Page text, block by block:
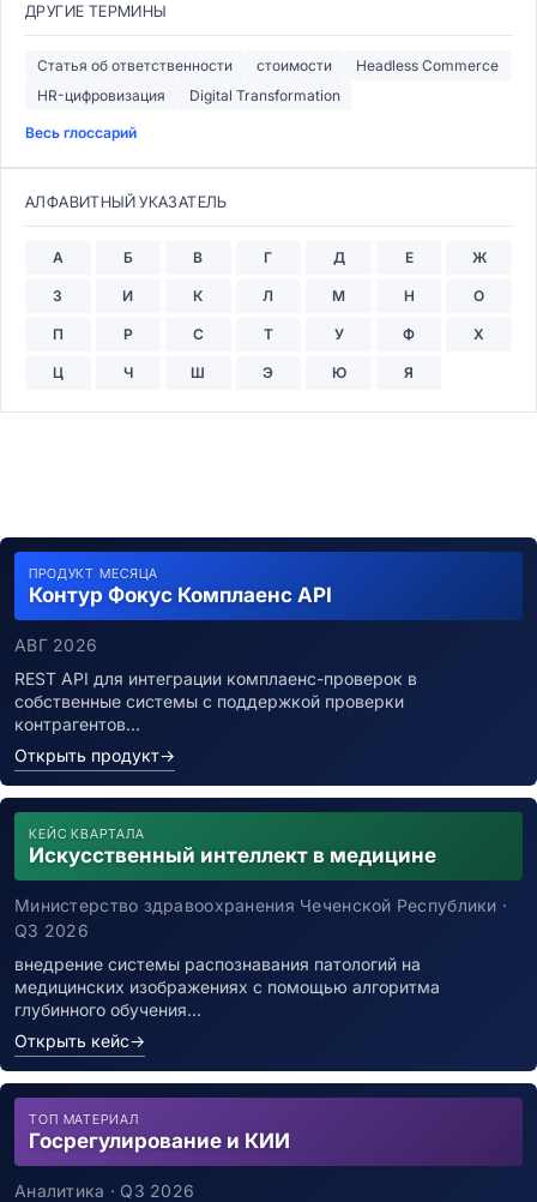
ДРУГИЕ ТЕРМИНЫ
Статья об ответственности стоимости
Headless Commerce
HR-цифровизация
Digital Transformation
Весь глоссарий
АЛФАВИТНЫЙ УКАЗАТЕЛЬ
А Б В Г Д Е Ж
З И К Л М Н О
П Р С Т У Ф Х
Ц Ч Ш Э Ю Я
ПРОДУКТ МЕСЯЦА
Контур Фокус Комплаенс API
АВГ 2026
REST API для интеграции комплаенс-проверок в
собственные системы с поддержкой проверки
контрагентов…
Открыть продукт→
КЕЙС КВАРТАЛА
Искусственный интеллект в медицине
Министерство здравоохранения Чеченской Республики ·
Q3 2026
внедрение системы распознавания патологий на
медицинских изображениях с помощью алгоритма
глубинного обучения…
Открыть кейс→
ТОП МАТЕРИАЛ
Госрегулирование и КИИ
Аналитика · Q3 2026